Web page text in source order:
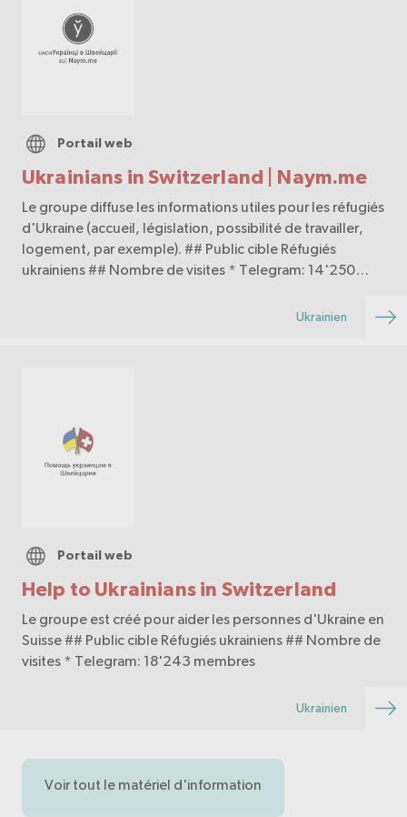
Ukrainians in Switzerland | Naym.me
Portail web
Le groupe diffuse les informations utiles pour les réfugiés
d'Ukraine (accueil, législation, possibilité de travailler,
logement, par exemple). ## Public cible Réfugiés
ukrainiens ## Nombre de visites * Telegram: 14'250
Ukrainien
Help to Ukrainians in Switzerland
Portail web
Le groupe est créé pour aider les personnes d'Ukraine en
Suisse ## Public cible Réfugiés ukrainiens ## Nombre de
visites * Telegram: 18'243 membres
Ukrainien
Voir tout le matériel d'information